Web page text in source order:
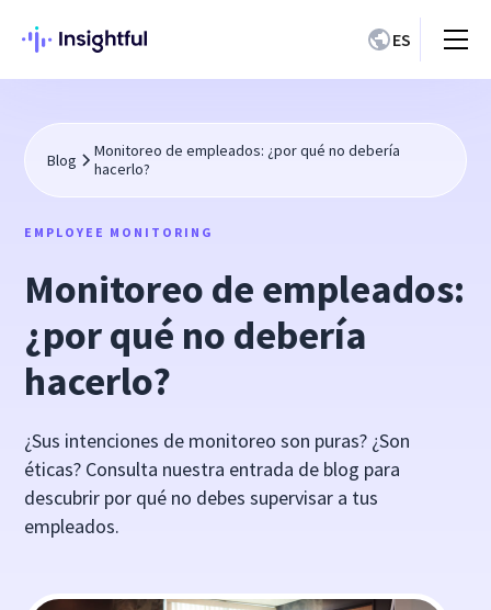
ES
Blog
Monitoreo de empleados: ¿por qué no debería
hacerlo?
EMPLOYEE MONITORING
Monitoreo de empleados:
¿por qué no debería
hacerlo?
¿Sus intenciones de monitoreo son puras? ¿Son
éticas? Consulta nuestra entrada de blog para
descubrir por qué no debes supervisar a tus
empleados.